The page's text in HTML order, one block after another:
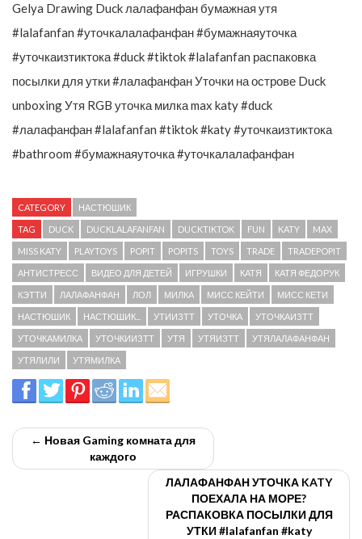
Gelya Drawing Duck лалафанфан бумажная утя
#lalafanfan #уточкалалафанфан #бумажнаяуточка
#уточкаизтиктока #duck #tiktok #lalafanfan распаковка
посылки для утки #лалафанфан Уточки на острове Duck
unboxing Утя RGB уточка милка max katy #duck
#лалафанфан #lalafanfan #tiktok #katy #уточкаизтиктока
#bathroom #бумажнаяуточка #уточкалалафанфан
CATEGORY НАСТЮШИК
TAG DUCK DUCKLALAFANFAN DUCKTIKTOK FUN KATY MAX
MISS KATY PLAYTOYS POPIT POPITS TOYS TRADE TRADEPOPIT
АНТИСТРЕСС ВИДЕО ДЛЯ ДЕТЕЙ ИГРУШКИ КАТЯ КАТЯ ФЕДОРУК
КЭТТИ ЛАЛАФАНФАН ЛОЛ МИЛКА МИСС КЕЙТИ МИСС КЕТИ
НАСТЮШИК НАСТЮШИК... УТИИЗТТ УТОЧКА УТОЧКАИЗТТ
УТОЧКАМИЛКА УТОЧКИИЗТТ УТЯ УТЯИЗТТ УТЯЛАЛАФАНФАН
УТЯЛИЛИ УТЯМИЛКА
← Новая Gaming комната для
каждого
ЛАЛАФАНФАН УТОЧКА KATY
ПОЕХАЛА НА МОРЕ?
РАСПАКОВКА ПОСЫЛКИ ДЛЯ
УТКИ #lalafanfan #katy